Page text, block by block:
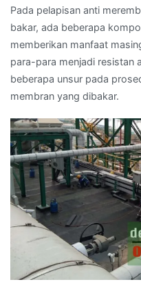
Pada pelapisan anti
bakar, ada beberapa
memberikan manfaat
para-para menjadi resistan
beberapa unsur pada
membran yang dibakar.